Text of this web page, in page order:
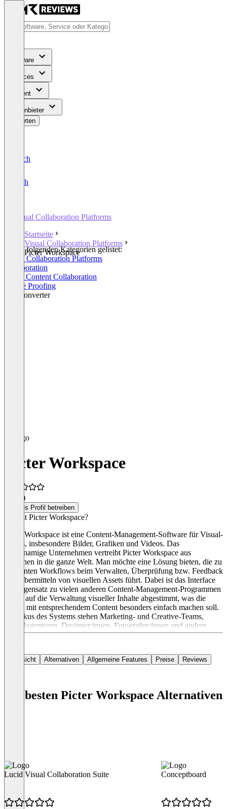
Software
Services
Content
Für Anbieter
Bewerten
Deutsch
English
Visual Collaboration Platforms
Startseite
Visual Collaboration Platforms
Picter Workspace
In den folgenden Kategorien gelistet:
Visual Collaboration Platforms
Collaboration
Cloud Content Collaboration
Online Proofing
File Converter
Picter Workspace
(2)
Dieses Profil betreiben
Was ist Picter Workspace?
Picter Workspace ist eine Content-Management-Software für Visual-
Assets, insbesondere Bilder, Grafiken und Videos. Das
gleichnamige Unternehmen vertreibt Picter Workspace aus
München in die ganze Welt. Man möchte eine Lösung bieten, die zu
effizienten Workflows beim Verwalten, Überprüfung bzw. Feedback
und Übermitteln von visuellen Assets führt. Dabei ist das Interface
im Gegensatz zu vielen anderen Content-Management-Programmen
genau auf die Verwaltung visueller Inhalte abgestimmt, was die
Arbeit mit entsprechendem Content besonders einfach machen soll.
Im Fokus des Systems stehen Marketing- und Creative-Teams,
Digitalagenturen, Designer:innen, Fotografen:innen und andere
Content-Producer sowie Studenten:innen oder Auszubildende der
für 10 oder 20 Euro pro Monat.
Übersicht Alternativen Allgemeine Features Preise Reviews
Die besten Picter Workspace Alternativen
Lucid Visual Collaboration Suite Conceptboard